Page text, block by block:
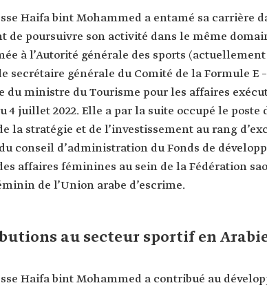
Haifa bint Mohammed a entamé sa carrière
de poursuivre son activité dans le même
à l’Autorité générale des sports (actuellement
secrétaire générale du Comité de la Formule E
du ministre du Tourisme pour les affaires
4 juillet 2022. Elle a par la suite occupé le
la stratégie et de l’investissement au rang
conseil d’administration du Fonds de
affaires féminines au sein de la Fédération
de l’Union arabe d’escrime.
au secteur sportif en
Haifa bint Mohammed a contribué au